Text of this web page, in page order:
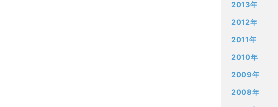
2013年
2012年
2011年
2010年
2009年
2008年